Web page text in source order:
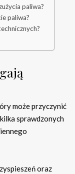
paliwa?
paliwa?
może przyczynić
sprawdzonych
oraz